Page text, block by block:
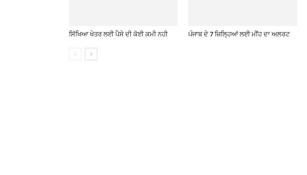
ਸਿੱਖਿਆ ਖੇਤਰ ਲਈ ਪੈਸੇ ਦੀ ਕੋਈ ਕਮੀ ਨਹੀ ਪੰਜਾਬ ਦੇ 7 ਜ਼ਿਲ੍ਹਿਆਂ ਲਈ ਮੀਂਹ ਦਾ ਅਲਰਟ